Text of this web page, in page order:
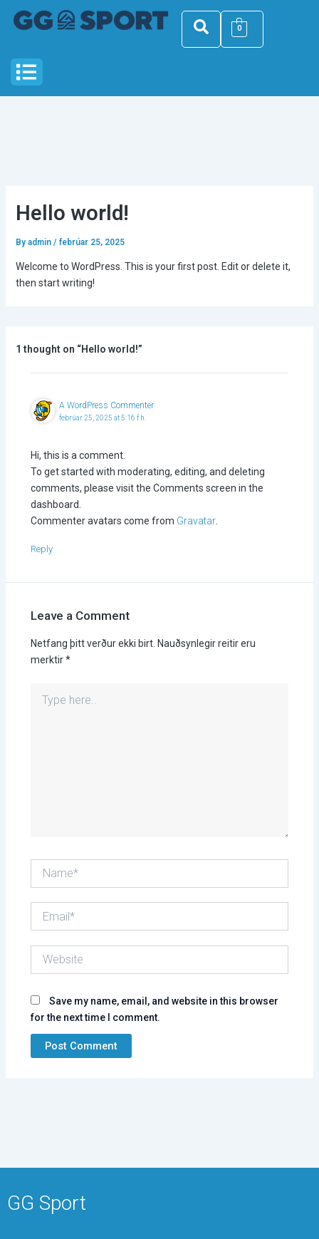
0
Menu
Hello world!
By admin / febrúar 25, 2025
Welcome to WordPress. This is your first post. Edit or delete it,
then start writing!
1 thought on “Hello world!”
A WordPress Commenter
febrúar 25, 2025 at 5:16 f.h.
Hi, this is a comment.
To get started with moderating, editing, and deleting
comments, please visit the Comments screen in the
dashboard.
Commenter avatars come from Gravatar.
Reply
Leave a Comment
Netfang þitt verður ekki birt. Nauðsynlegir reitir eru
merktir*
here..
Save my name, email, and website in this browser
for the next time I comment.
GG Sport